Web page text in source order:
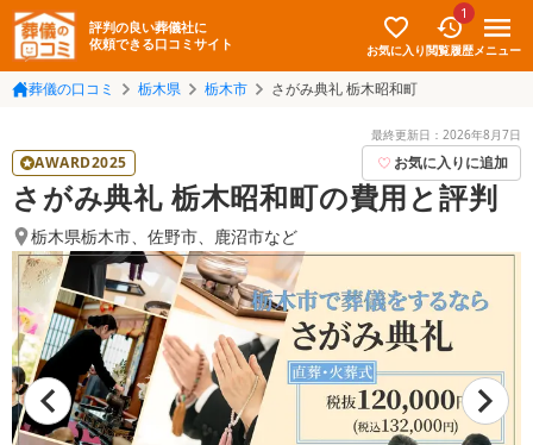
評判の良い葬儀社に
依頼できる口コミサイト
お気に入り
1
閲覧履歴メニュー
葬儀の口コミ 栃木県 栃木市 さがみ典礼 栃木昭和町
最終更新日： 2026年8月7日
AWARD2025 お気に入りに追加
さがみ典礼 栃木昭和町の費用と評判
栃木県栃木市、 佐野市、 鹿沼市など